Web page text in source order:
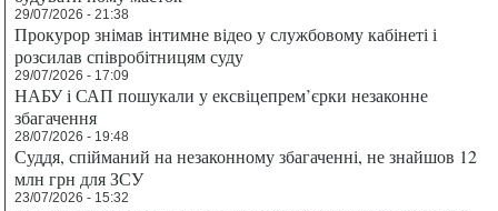
29/07/2026 - 21:38
Прокурор знімав інтимне відео у службовому кабінеті і
розсилав співробітницям суду
29/07/2026 - 17:09
НАБУ і САП пошукали у ексвіцепрем’єрки незаконне
збагачення
28/07/2026 - 19:48
Суддя, спійманий на незаконному збагаченні, не знайшов 12
млн грн для ЗСУ
23/07/2026 - 15:32